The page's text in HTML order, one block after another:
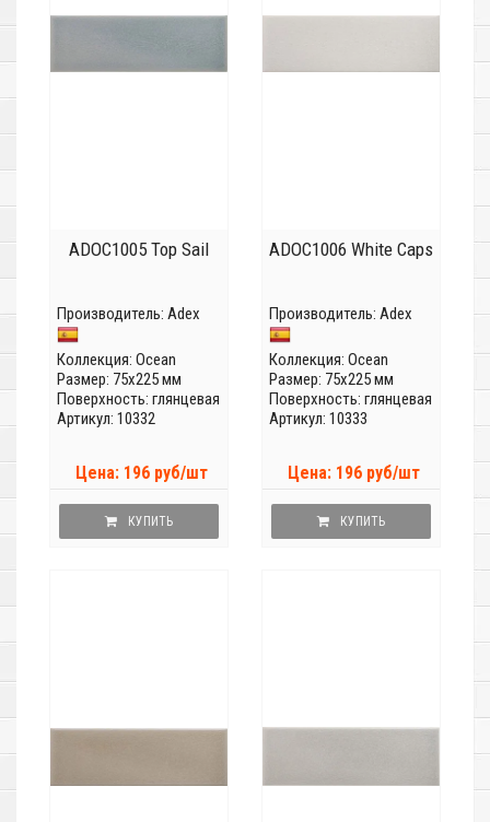
ADOC1005 Top Sail
Производитель: Adex
Коллекция: Ocean
Размер: 75x225 мм
Поверхность: глянцевая
Артикул: 10332
Цена: 196 руб/шт
КУПИТЬ
ADOC1006 White Caps
Производитель: Adex
Коллекция: Ocean
Размер: 75x225 мм
Поверхность: глянцевая
Артикул: 10333
Цена: 196 руб/шт
КУПИТЬ